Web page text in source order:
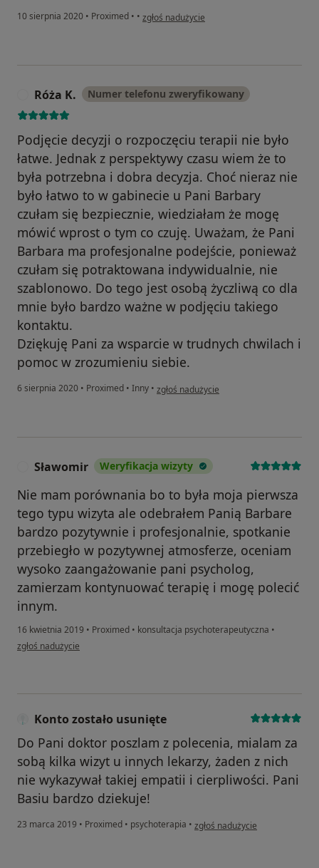
10 sierpnia 2020 • Proximed • • w opinii użytkownika Katarzyna
zgłoś nadużycie
Róża K. Numer telefonu zweryfikowany
Podjęcie decyzji o rozpoczęciu terapii nie było
łatwe. Jednak z perspektywy czasu wiem że to
była potrzebna i dobra decyzja. Choć nieraz nie
było łatwo to w gabinecie u Pani Barbary
czułam się bezpiecznie, wiedziałam że mogę
mówić wprost o tym co czuję. Uważam, że Pani
Barbara ma profesjonalne podejście, ponieważ
czułam się potraktowana indywidualnie, nie
szablonowo. Do tego jest osobą życzliwą co dla
mnie było bardzo ważne w podjęciu takiego
kontaktu.
Dziękuję Pani za wsparcie w trudnych chwilach i
pomoc w zrozumieniu siebie.
6 sierpnia 2020 • Proximed • Inny • w opinii użytkownika Róża K.
zgłoś nadużycie
Sławomir Weryfikacja wizyty
Nie mam porównania bo to była moja pierwsza
tego typu wizyta ale odebrałem Panią Barbare
bardzo pozytywnie i profesjonalnie, spotkanie
przebiegło w pozytywnej atmosferze, oceniam
wysoko zaangażowanie pani psycholog,
zamierzam kontynuować terapię i mogę polecić
innym.
16 kwietnia 2019 • Proximed • konsultacja psychoterapeutyczna •
w opinii użytkownika Sławomir
zgłoś nadużycie
Konto zostało usunięte
Do Pani doktor poszlam z polecenia, mialam za
sobą kilka wizyt u innych lekarzy, żaden z nich
nie wykazywał takiej empatii i cierpliwości. Pani
Basiu bardzo dziekuje!
23 marca 2019 • Proximed • psychoterapia • w opinii użytkownika Konto
zgłoś nadużycie